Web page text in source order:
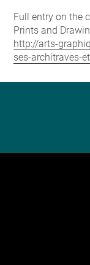
Full entry on the
Prints and
http://arts-
ses-architraves-